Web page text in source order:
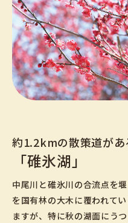
約1.2kmの散策道があ
「碓氷湖」
中尾川と碓氷川の合流点を
を国有林の大木に覆われて
ますが、特に秋の湖面にう